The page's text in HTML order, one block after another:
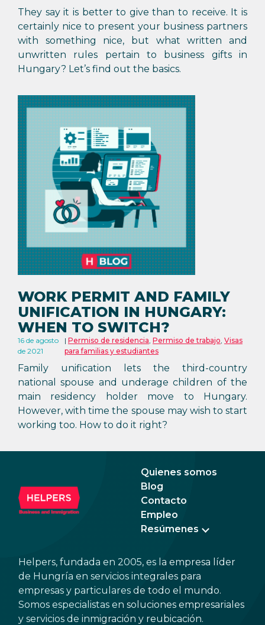
They say it is better to give than to receive. It is
certainly nice to present your business partners
with something nice, but what written and
unwritten rules pertain to business gifts in
Hungary? Let’s find out the basics.
WORK PERMIT AND FAMILY
UNIFICATION IN HUNGARY:
WHEN TO SWITCH?
16 de agosto
de 2021
Permiso de residencia, Permiso de trabajo, Visas
para familias y estudiantes
Family unification lets the third-country
national spouse and underage children of the
main residency holder move to Hungary.
However, with time the spouse may wish to start
working too. How to do it right?
Quienes somos
Blog
Contacto
Empleo
Resúmenes
Helpers, fundada en 2005, es la empresa líder
de Hungría en servicios integrales para
empresas y particulares de todo el mundo.
Somos especialistas en soluciones empresariales
y servicios de inmigración y reubicación.